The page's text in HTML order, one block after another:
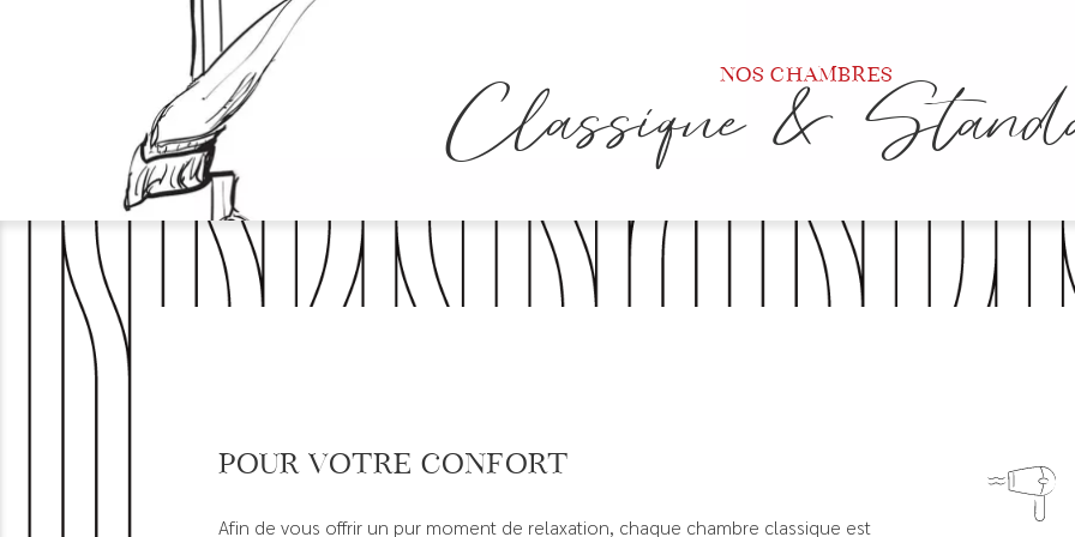
Nos chambres
Classique &
Pour votre confort
Afin de vous offrir un pur moment de relaxation, chaque chambre classique est